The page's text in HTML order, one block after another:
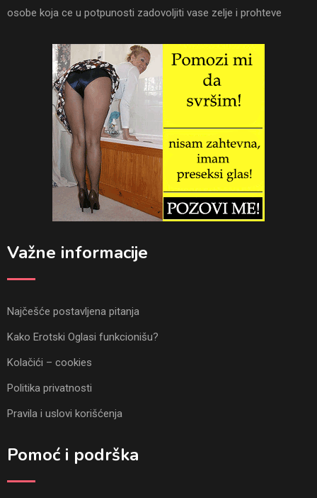
osobe koja ce u potpunosti zadovoljiti vase zelje i prohteve
Važne informacije
Najčešće postavljena pitanja
Kako Erotski Oglasi funkcionišu?
Kolačići – cookies
Politika privatnosti
Pravila i uslovi korišćenja
Pomoć i podrška